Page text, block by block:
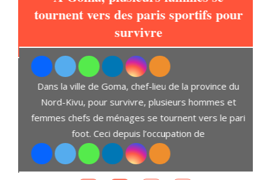
tournent vers des paris sportifs pour
survivre
Dans la ville de Goma, chef-lieu de la province du
Nord-Kivu, pour survivre, plusieurs hommes et
femmes chefs de ménages se tournent vers le pari
foot. Ceci depuis l’occupation de